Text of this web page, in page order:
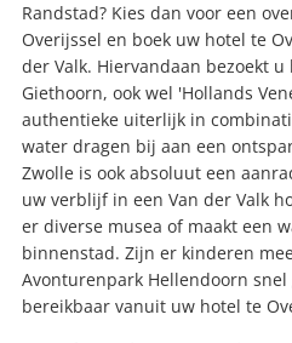
Randstad? Kies dan voor een
Overijssel en boek uw hotel te
der Valk. Hiervandaan bezoekt
Giethoorn, ook wel 'Hollands
authentieke uiterlijk in
water dragen bij aan een
Zwolle is ook absoluut een
uw verblijf in een Van der Valk
er diverse musea of maakt een
binnenstad. Zijn er kinderen
Avonturenpark Hellendoorn
bereikbaar vanuit uw hotel te